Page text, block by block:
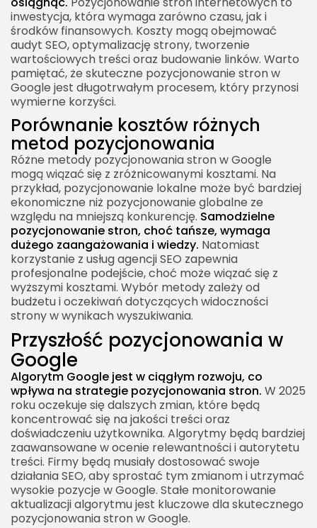
inwestycja, która wymaga zarówno czasu, jak i
środków finansowych. Koszty mogą obejmować
audyt SEO, optymalizację strony, tworzenie
wartościowych treści oraz budowanie linków. Warto
pamiętać, że skuteczne pozycjonowanie stron w
Google jest długotrwałym procesem, który przynosi
wymierne korzyści.
Porównanie kosztów różnych
metod pozycjonowania
Różne metody pozycjonowania stron w Google
mogą wiązać się z zróżnicowanymi kosztami. Na
przykład, pozycjonowanie lokalne może być bardziej
ekonomiczne niż pozycjonowanie globalne ze
względu na mniejszą konkurencję. Samodzielne
pozycjonowanie stron, choć tańsze, wymaga
dużego zaangażowania i wiedzy. Natomiast
korzystanie z usług agencji SEO zapewnia
profesjonalne podejście, choć może wiązać się z
wyższymi kosztami. Wybór metody zależy od
budżetu i oczekiwań dotyczących widoczności
strony w wynikach wyszukiwania.
Przyszłość pozycjonowania w
Google
Algorytm Google jest w ciągłym rozwoju, co
wpływa na strategie pozycjonowania stron. W 2025
roku oczekuje się dalszych zmian, które będą
koncentrować się na jakości treści oraz
doświadczeniu użytkownika. Algorytmy będą bardziej
zaawansowane w ocenie relewantności i autorytetu
treści. Firmy będą musiały dostosować swoje
działania SEO, aby sprostać tym zmianom i utrzymać
wysokie pozycje w Google. Stałe monitorowanie
aktualizacji algorytmu jest kluczowe dla skutecznego
pozycjonowania stron w Google.